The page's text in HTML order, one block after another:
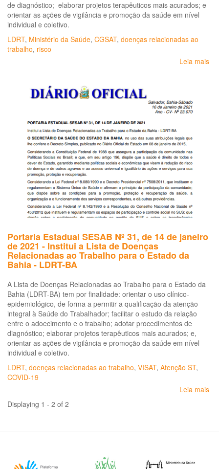
de diagnóstico; elaborar projetos terapêuticos mais acurados; e
orientar as ações de vigilância e promoção da saúde em nível
individual e coletivo.
LDRT, Ministério da Saúde, CGSAT, doenças relacionadas ao
trabalho, risco
Leia mais
Portaria Estadual SESAB Nº 31, de 14 de janeiro
de 2021 - Institui a Lista de Doenças
Relacionadas ao Trabalho para o Estado da
Bahia - LDRT-BA
A Lista de Doenças Relacionadas ao Trabalho para o Estado da
Bahia (LDRT-BA) tem por finalidade: orientar o uso clínico-
epidemiológico, de forma a permitir a qualificação da atenção
integral à Saúde do Trabalhador; facilitar o estudo da relação
entre o adoecimento e o trabalho; adotar procedimentos de
diagnóstico; elaborar projetos terapêuticos mais acurados; e,
orientar as ações de vigilância e promoção da saúde em nível
individual e coletivo.
LDRT, doenças relacionadas ao trabalho, VISAT, Atenção ST,
COVID-19
Leia mais
Nº
Displaying 1 - 2 of 2